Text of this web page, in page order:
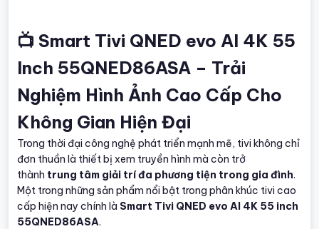
📺 Smart Tivi QNED evo AI 4K 55
Inch 55QNED86ASA – Trải
Nghiệm Hình Ảnh Cao Cấp Cho
Không Gian Hiện Đại
Trong thời đại công nghệ phát triển mạnh mẽ, tivi không chỉ
đơn thuần là thiết bị xem truyền hình mà còn trở
thành trung tâm giải trí đa phương tiện trong gia đình.
Một trong những sản phẩm nổi bật trong phân khúc tivi cao
cấp hiện nay chính là Smart Tivi QNED evo AI 4K 55 inch
55QNED86ASA.